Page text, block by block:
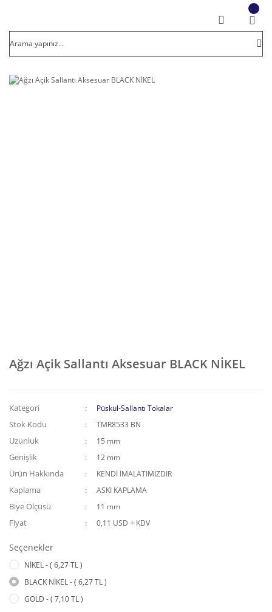
Ağzı Açik Sallantı Aksesuar BLACK NİKEL
Kategori Püskül-Sallantı Tokalar
Stok Kodu TMR8533 BN
Uzunluk 15 mm
Genişlik 12 mm
Ürün Hakkında KENDİ İMALATIMIZDIR
Kaplama ASKI KAPLAMA
Biye Ölçüsü 11 mm
Fiyat 0,11 USD + KDV
Seçenekler
NİKEL - ( 6,27 TL )
BLACK NİKEL - ( 6,27 TL )
GOLD - ( 7,10 TL )